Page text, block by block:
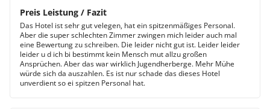
Preis Leistung / Fazit
Das Hotel ist sehr gut velegen, hat ein spitzenmäßiges Personal.
Aber die super schlechten Zimmer zwingen mich leider auch mal
eine Bewertung zu schreiben. Die leider nicht gut ist. Leider leider
leider u d ich bi bestimmt kein Mensch mut allzu großen
Ansprüchen. Aber das war wirklich Jugendherberge. Mehr Mühe
würde sich da auszahlen. Es ist nur schade das dieses Hotel
unverdient so ei spitzen Personal hat.